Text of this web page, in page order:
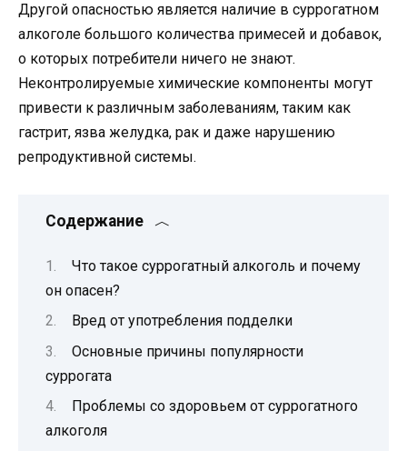
Другой опасностью является наличие в суррогатном
алкоголе большого количества примесей и добавок,
о которых потребители ничего не знают.
Неконтролируемые химические компоненты могут
привести к различным заболеваниям, таким как
гастрит, язва желудка, рак и даже нарушению
репродуктивной системы.
Содержание
Что такое суррогатный алкоголь и почему
он опасен?
Вред от употребления подделки
Основные причины популярности
суррогата
Проблемы со здоровьем от суррогатного
алкоголя